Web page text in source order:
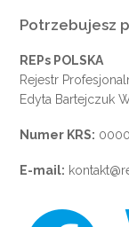
Potrzebujesz
REPs POLSKA
Rejestr
Edyta Bartejczuk
Numer KRS:
E-mail: